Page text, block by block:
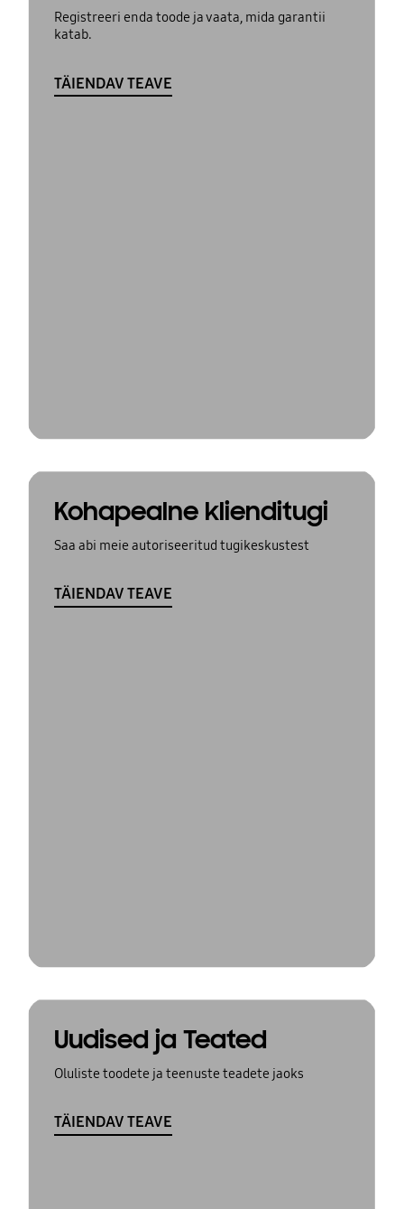
Registreeri enda toode ja vaata, mida garantii
katab.
TÄIENDAV TEAVE
Kohapealne klienditugi
Saa abi meie autoriseeritud tugikeskustest
TÄIENDAV TEAVE
Uudised ja Teated
Oluliste toodete ja teenuste teadete jaoks
TÄIENDAV TEAVE